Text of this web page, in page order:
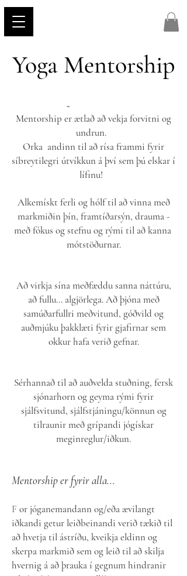
Yoga Mentorship
~
Mentorship er ætlað að vekja forvitni og
undrun.
Orka andinn til að rísa frammi fyrir
síbreytilegri útvíkkun á því sem þú elskar í
lífinu!
Alkemískt ferli og hólf til að vinna með
markmiðin þín, framtíðarsýn, drauma -
með fókus og stefnu og rými til að kanna
mótstöðurnar.
Að virkja sína meðfæddu sanna náttúru,
að fullu... algjörlega. Að þjóna með
samúðarfullri meðvitund, góðvild og
auðmjúku þakklæti fyrir gjafirnar sem
okkur hafa verið gefnar.
Sérhannað til að auðvelda stuðning, fersk
sjónarhorn og geyma rými fyrir
sjálfsvitund, sjálfstjáningu/könnun og
tilraunir með grípandi jógískar
meginreglur/iðkun.
Mentorship er fyrir alla...
F or jóganemandann og/eða ævilangt
iðkandi getur leiðbeinandi verið tækið til
að hvetja til ástríðu, kveikja eldinn og
skerpa markmið sem og leið til að skilja
hvernig á að þrauka í gegnum hindranir